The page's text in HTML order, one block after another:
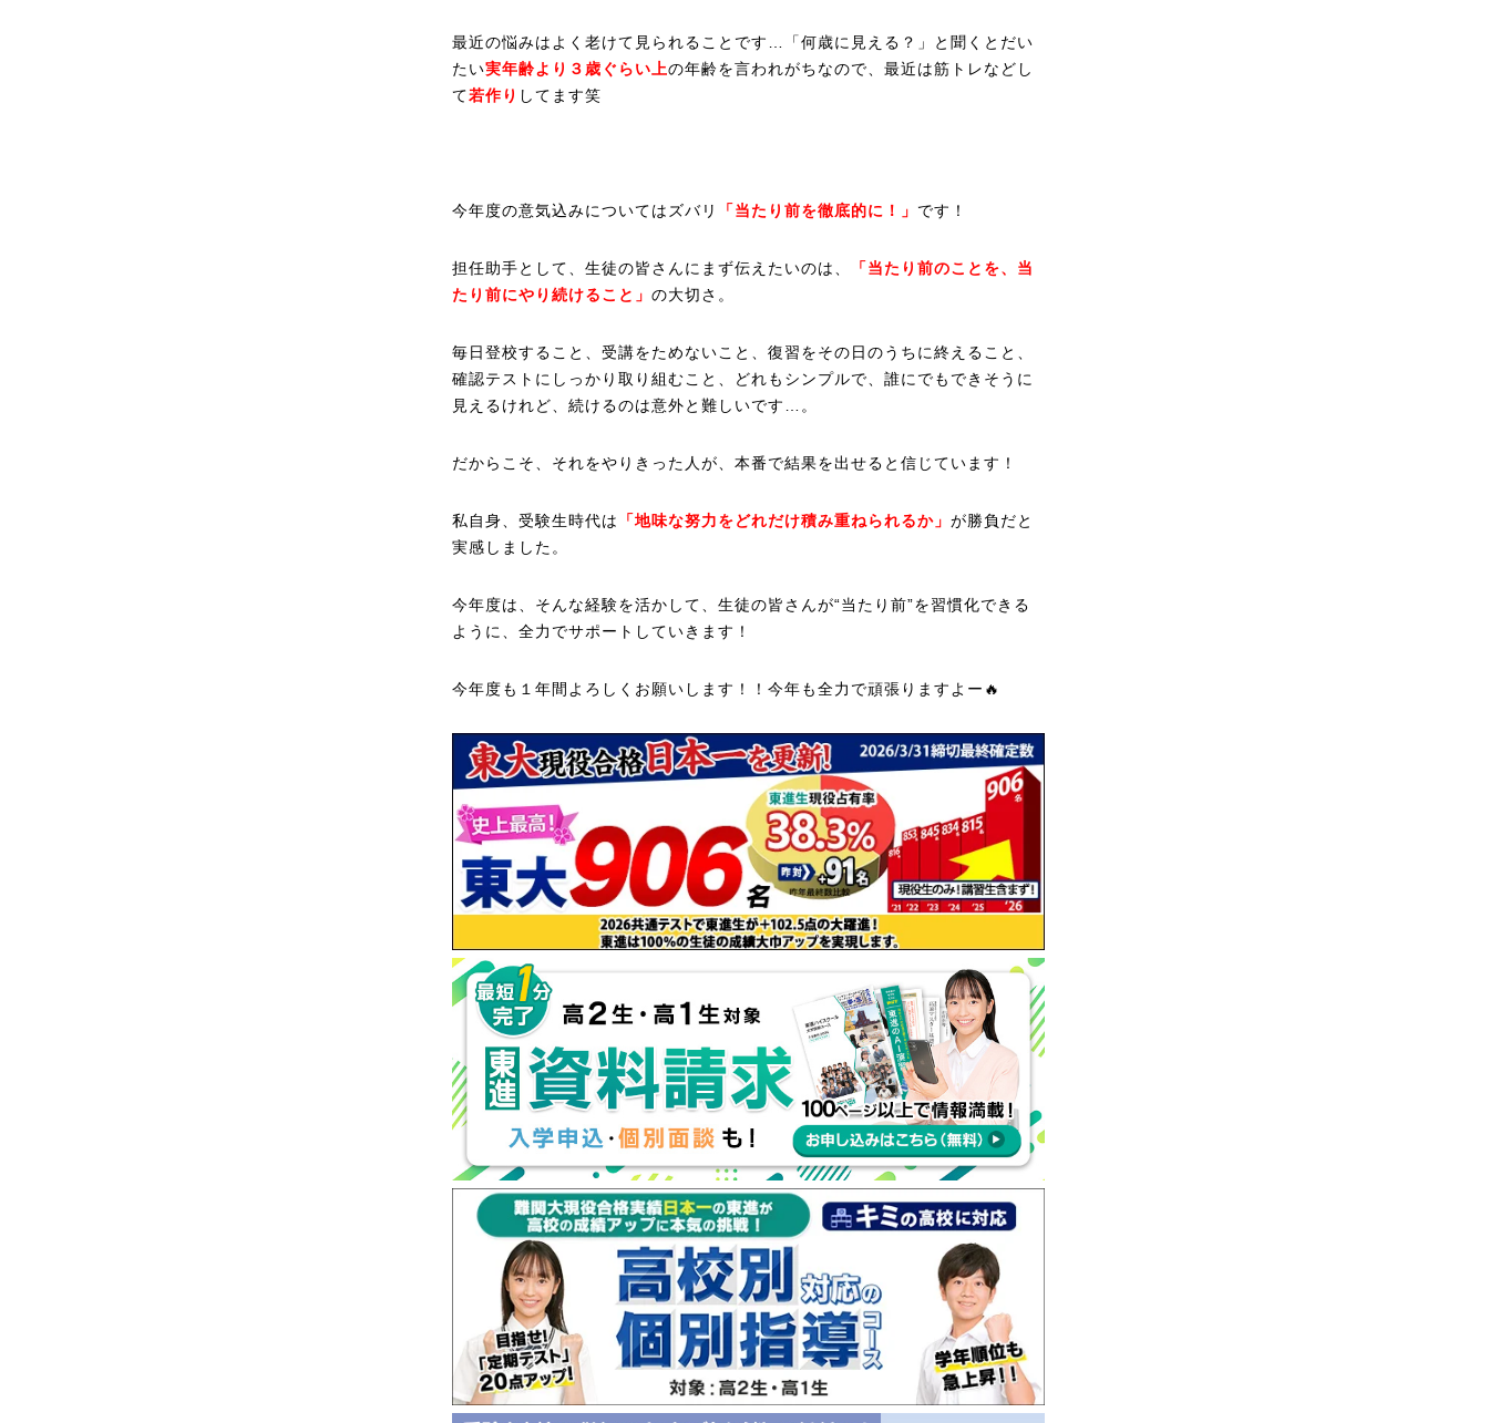
最近の悩みはよく老けて見られることです…「何歳に見える？」と聞くとだい
たい実年齢より３歳ぐらい上の年齢を言われがちなので、最近は筋トレなどし
て若作り してます笑
今年度の意気込みについてはズバリ 「当たり前を徹底的に！」 です！
担任助手として、生徒の皆さんにまず伝えたいのは、
「当たり前のことを、当
たり前にやり続けること」 の大切さ。
毎日登校すること、受講をためないこと、復習をその日のうちに終えること、
確認テストにしっかり取り組むこと、どれもシンプルで、誰にでもできそうに
見えるけれど、続けるのは意外と難しいです…。
だからこそ、それをやりきった人が、本番で結果を出せると信じています！
私自身、受験生時代は 「地味な努力をどれだけ積み重ねられるか」 が勝負だと
実感しました。
今年度は、そんな経験を活かして、生徒の皆さんが“当たり前”を習慣化できる
ように、全力でサポートしていきます！
今年度も１年間よろしくお願いします！！今年も全力で頑張りますよー🔥